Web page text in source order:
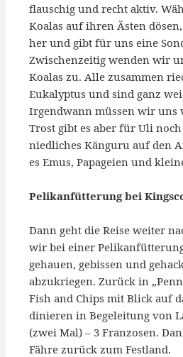
flauschig und recht aktiv.
Koalas auf ihren Ästen
her und gibt für uns eine
Zwischenzeitig wenden wir
Koalas zu. Alle zusammen
Eukalyptus und sind ganz
Irgendwann müssen wir uns
Trost gibt es aber für Uli
niedliches Känguru auf den
es Emus, Papageien und
Pelikanfütterung bei
Dann geht die Reise weiter
wir bei einer
gehauen, gebissen und
abzukriegen. Zurück in
Fish and Chips mit Blick auf
dinieren in Begeleitung von
(zwei Mal) – 3 Franzosen.
Fähre zurück zum Festland.